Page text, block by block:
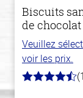
Biscuits
de
Veuillez
voir les prix.
4.2